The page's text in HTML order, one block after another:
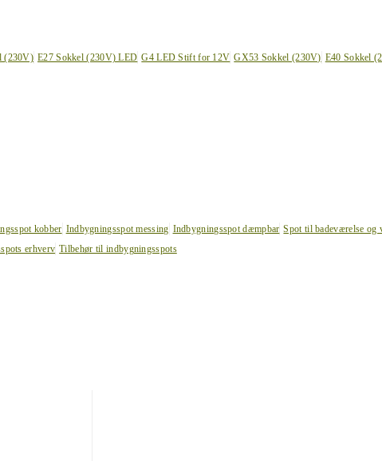
(230V) E27 Sokkel (230V) LED G4 LED Stift for 12V GX53 Sokkel (230V) E40 Sokkel
kobber Indbygningsspot messing Indbygningsspot dæmpbar Spot til badeværelse og
erhverv Tilbehør til indbygningsspots